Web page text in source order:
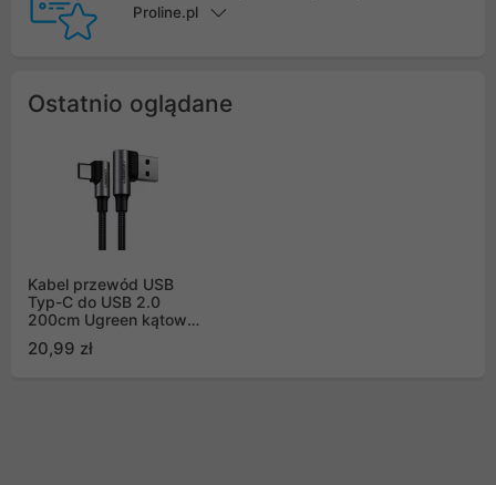
Proline.pl
Ostatnio oglądane
Kabel przewód USB
Typ-C do USB 2.0
200cm Ugreen kątowy
szary (US176 20857)
20,99 zł